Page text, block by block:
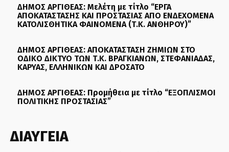
ΔΗΜΟΣ ΑΡΓΙΘΕΑΣ: Μελέτη με τίτλο “ΕΡΓΑ
ΑΠΟΚΑΤΑΣΤΑΣΗΣ ΚΑΙ ΠΡΟΣΤΑΣΙΑΣ ΑΠΟ ΕΝΔΕΧΟΜΕΝΑ
ΚΑΤΟΛΙΣΘΗΤΙΚΑ ΦΑΙΝΟΜΕΝΑ (Τ.Κ. ΑΝΘΗΡΟΥ)”
ΔΗΜΟΣ ΑΡΓΙΘΕΑΣ: ΑΠΟΚΑΤΑΣΤΑΣΗ ΖΗΜΙΩΝ ΣΤΟ
ΟΔΙΚΟ ΔΙΚΤΥΟ ΤΩΝ Τ.Κ. ΒΡΑΓΚΙΑΝΩΝ, ΣΤΕΦΑΝΙΑΔΑΣ,
ΚΑΡΥΑΣ, ΕΛΛΗΝΙΚΩΝ ΚΑΙ ΔΡΟΣΑΤΟ
ΔΗΜΟΣ ΑΡΓΙΘΕΑΣ: Προμήθεια με τίτλο “ΕΞΟΠΛΙΣΜΟΙ
ΠΟΛΙΤΙΚΗΣ ΠΡΟΣΤΑΣΙΑΣ”
ΔΙΑΥΓΕΙΑ